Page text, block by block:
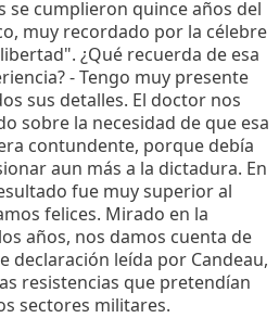
se cumplieron quince años del
muy recordado por la célebre
¿Qué recuerda de esa
- Tengo muy presente
sus detalles. El doctor nos
sobre la necesidad de que esa
contundente, porque debía
aun más a la dictadura. En
fue muy superior al
felices. Mirado en la
años, nos damos cuenta de
declaración leída por Candeau,
resistencias que pretendían
sectores militares.